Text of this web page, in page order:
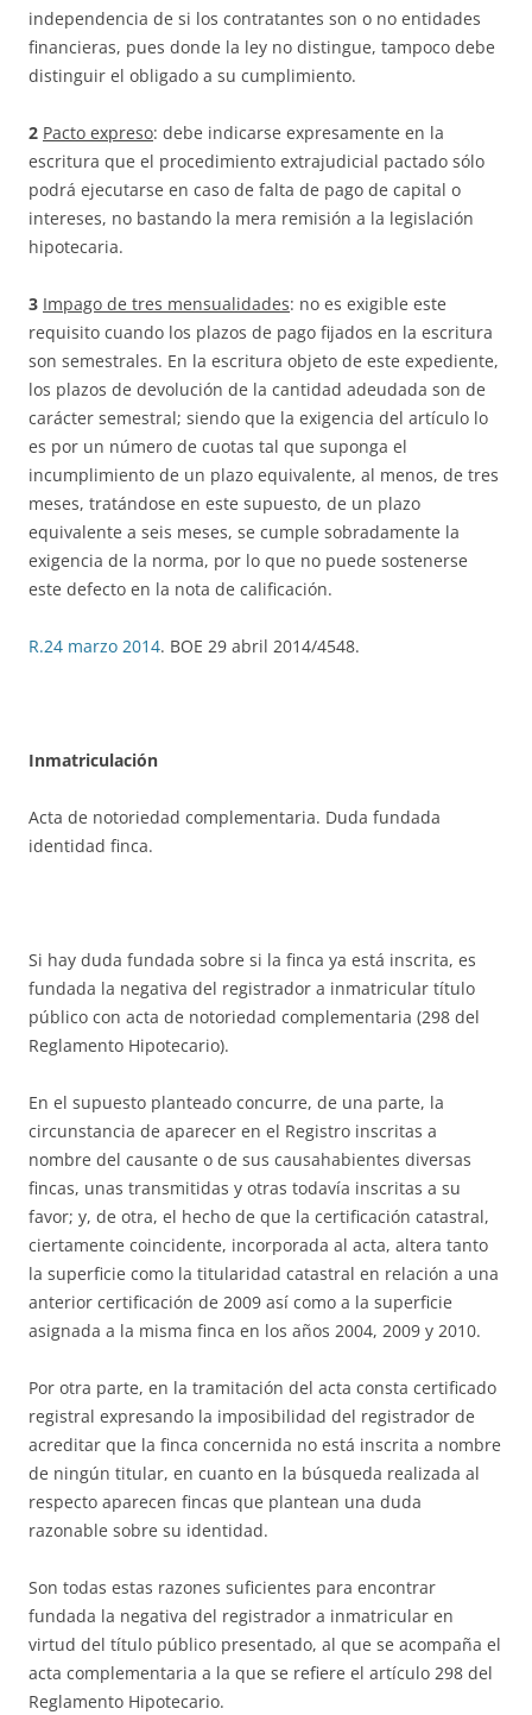
independencia de si los contratantes son o no entidades
financieras, pues donde la ley no distingue, tampoco debe
distinguir el obligado a su cumplimiento.
2 Pacto expreso: debe indicarse expresamente en la
escritura que el procedimiento extrajudicial pactado sólo
podrá ejecutarse en caso de falta de pago de capital o
intereses, no bastando la mera remisión a la legislación
hipotecaria.
3 Impago de tres mensualidades: no es exigible este
requisito cuando los plazos de pago fijados en la escritura
son semestrales. En la escritura objeto de este expediente,
los plazos de devolución de la cantidad adeudada son de
carácter semestral; siendo que la exigencia del artículo lo
es por un número de cuotas tal que suponga el
incumplimiento de un plazo equivalente, al menos, de tres
meses, tratándose en este supuesto, de un plazo
equivalente a seis meses, se cumple sobradamente la
exigencia de la norma, por lo que no puede sostenerse
este defecto en la nota de calificación.
R.24 marzo 2014. BOE 29 abril 2014/4548.
Inmatriculación
Acta de notoriedad complementaria. Duda fundada
identidad finca.
Si hay duda fundada sobre si la finca ya está inscrita, es
fundada la negativa del registrador a inmatricular título
público con acta de notoriedad complementaria (298 del
Reglamento Hipotecario).
En el supuesto planteado concurre, de una parte, la
circunstancia de aparecer en el Registro inscritas a
nombre del causante o de sus causahabientes diversas
fincas, unas transmitidas y otras todavía inscritas a su
favor; y, de otra, el hecho de que la certificación catastral,
ciertamente coincidente, incorporada al acta, altera tanto
la superficie como la titularidad catastral en relación a una
anterior certificación de 2009 así como a la superficie
asignada a la misma finca en los años 2004, 2009 y 2010.
Por otra parte, en la tramitación del acta consta certificado
registral expresando la imposibilidad del registrador de
acreditar que la finca concernida no está inscrita a nombre
de ningún titular, en cuanto en la búsqueda realizada al
respecto aparecen fincas que plantean una duda
razonable sobre su identidad.
Son todas estas razones suficientes para encontrar
fundada la negativa del registrador a inmatricular en
virtud del título público presentado, al que se acompaña el
acta complementaria a la que se refiere el artículo 298 del
Reglamento Hipotecario.